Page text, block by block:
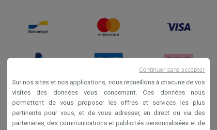
Conditions générales de vente
Privacy
Sur nos sites et nos applications, nous recueillons à chacune de vos
visites des données vous concernant. Ces données nous
permettent de vous proposer les offres et services les plus
pertinents pour vous, et de vous adresser, en direct ou via des
partenaires, des communications et publicités personnalisées et de
Continuer sans accepter